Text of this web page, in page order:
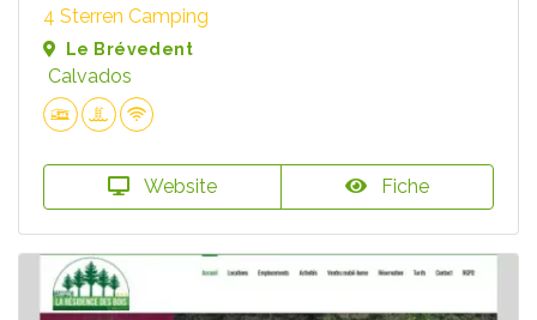
4 Sterren Camping
Le Brévedent
Calvados
Website Fiche